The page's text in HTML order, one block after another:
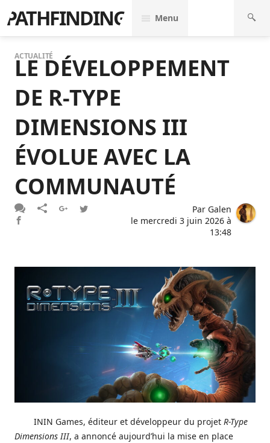
PATHFINDING Menu
ACTUALITÉ
LE DÉVELOPPEMENT
DE R-TYPE
DIMENSIONS III
ÉVOLUE AVEC LA
COMMUNAUTÉ
Par Galen
le mercredi 3 juin 2026 à
13:48
ININ Games, éditeur et développeur du projet R-Type
Dimensions III, a annoncé aujourd’hui la mise en place